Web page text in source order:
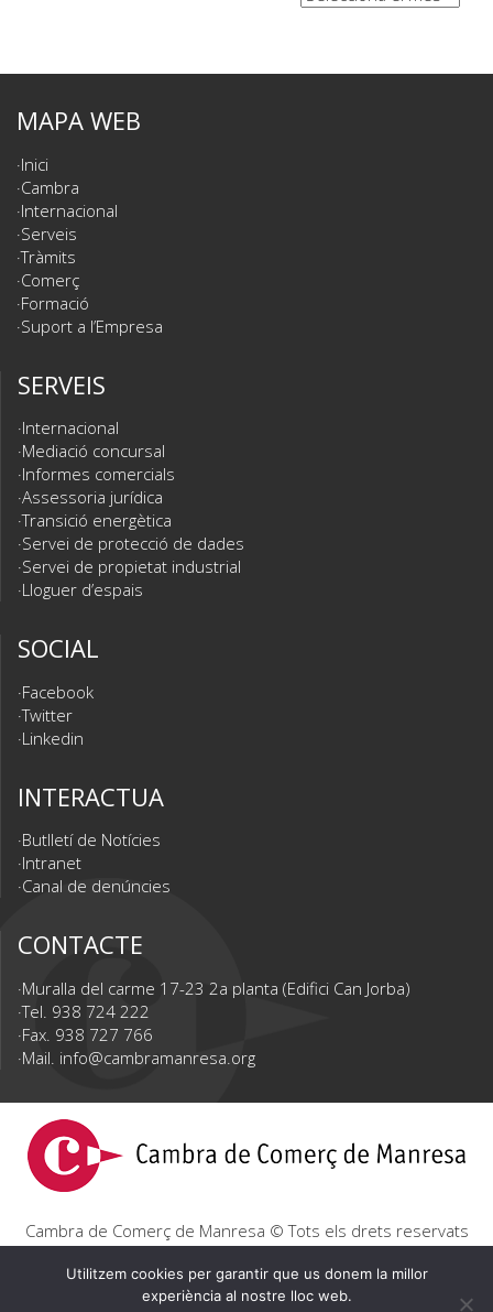
MAPA WEB
Inici
Cambra
Internacional
Serveis
Tràmits
Comerç
Formació
Suport a l’Empresa
SERVEIS
Internacional
Mediació concursal
Informes comercials
Assessoria jurídica
Transició energètica
Servei de protecció de dades
Servei de propietat industrial
Lloguer d’espais
SOCIAL
Facebook
Twitter
Linkedin
INTERACTUA
Butlletí de Notícies
Intranet
Canal de denúncies
CONTACTE
Muralla del carme 17-23 2a planta (Edifici Can Jorba)
Tel. 938 724 222
Fax. 938 727 766
Mail. info@cambramanresa.org
Cambra de Comerç de Manresa © Tots els drets reservats
Avís Legal Política de privacitat Política de cookies
Utilitzem cookies per garantir que us donem la millor
experiència al nostre lloc web.